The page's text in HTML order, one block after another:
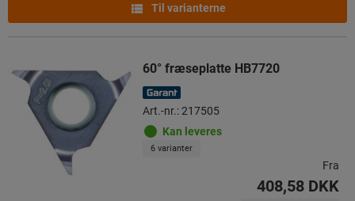
Til varianterne
60° fræseplatte HB7720
Art.-nr.: 217505
Kan leveres
6 varianter
Fra
408,58 DKK